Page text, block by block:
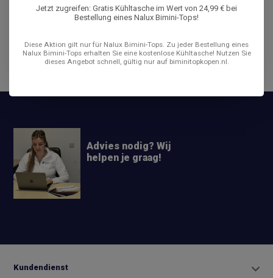
Advies nodig? Wij
helpen je graag!
Kundendienst
Jetzt zugreifen: Gratis Kühltasche im Wert von 24,99 € bei
Bestellung eines Nalux Bimini-Tops!
Diese Aktion gilt nur für Nalux Bimini-Tops. Zu jeder Bestellung eines
Nalux Bimini-Tops erhalten Sie eine kostenlose Kühltasche! Nutzen Sie
dieses Angebot schnell, gültig nur auf biminitopkopen.nl.